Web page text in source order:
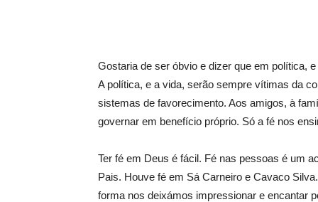
Gostaria de ser óbvio e dizer que em política,
A política, e a vida, serão sempre vítimas da
sistemas de favorecimento. Aos amigos, à
governar em benefício próprio. Só a fé nos
Ter fé em Deus é fácil. Fé nas pessoas é um
Pais. Houve fé em Sá Carneiro e Cavaco
forma nos deixámos impressionar e encantar